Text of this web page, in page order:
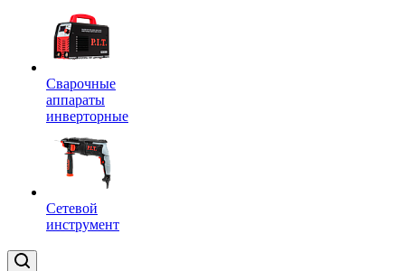
Сварочные
аппараты
инверторные
Сетевой
инструмент